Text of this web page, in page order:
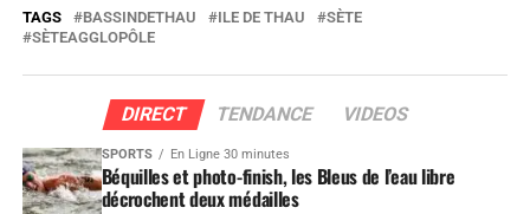
TAGS BASSINDETHAU ILE DE THAU
SÈTE
SÈTEAGGLOPÔLE
DIRECT TENDANCE VIDEOS
SPORTS En Ligne 30 minutes
Béquilles et photo-finish, les Bleus de l’eau libre
décrochent deux médailles